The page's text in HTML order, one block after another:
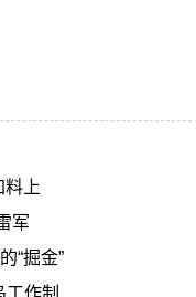
料上
军
“掘金”
作制